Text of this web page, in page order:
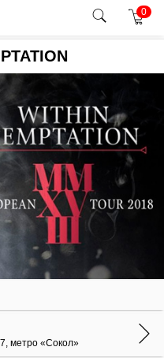
0
метро «Сокол»